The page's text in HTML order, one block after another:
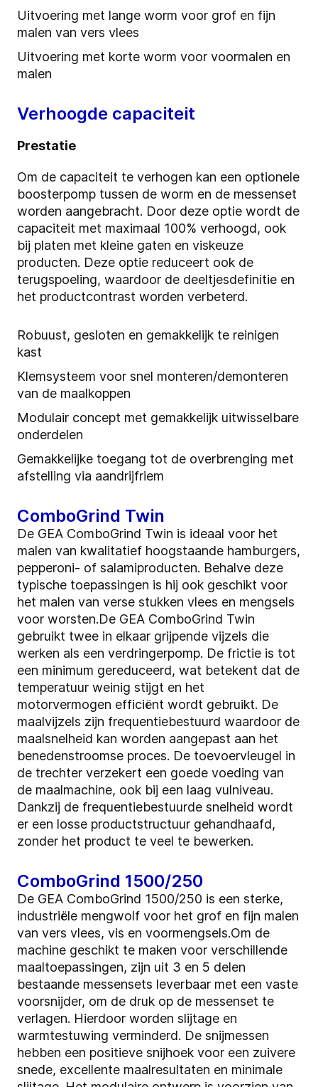
Uitvoering met lange worm voor grof en fijn
malen van vers vlees
Uitvoering met korte worm voor voormalen en
malen
Verhoogde capaciteit
Prestatie
Om de capaciteit te verhogen kan een optionele
boosterpomp tussen de worm en de messenset
worden aangebracht. Door deze optie wordt de
capaciteit met maximaal 100% verhoogd, ook
bij platen met kleine gaten en viskeuze
producten. Deze optie reduceert ook de
terugspoeling, waardoor de deeltjesdefinitie en
het productcontrast worden verbeterd.
Robuust, gesloten en gemakkelijk te reinigen
kast
Klemsysteem voor snel monteren/demonteren
van de maalkoppen
Modulair concept met gemakkelijk uitwisselbare
onderdelen
Gemakkelijke toegang tot de overbrenging met
afstelling via aandrijfriem
ComboGrind Twin
De GEA ComboGrind Twin is ideaal voor het
malen van kwalitatief hoogstaande hamburgers,
pepperoni- of salamiproducten. Behalve deze
typische toepassingen is hij ook geschikt voor
het malen van verse stukken vlees en mengsels
voor worsten.De GEA ComboGrind Twin
gebruikt twee in elkaar grijpende vijzels die
werken als een verdringerpomp. De frictie is tot
een minimum gereduceerd, wat betekent dat de
temperatuur weinig stijgt en het
motorvermogen efficiënt wordt gebruikt. De
maalvijzels zijn frequentiebestuurd waardoor de
maalsnelheid kan worden aangepast aan het
benedenstroomse proces. De toevoervleugel in
de trechter verzekert een goede voeding van
de maalmachine, ook bij een laag vulniveau.
Dankzij de frequentiebestuurde snelheid wordt
er een losse productstructuur gehandhaafd,
zonder het product te veel te bewerken.
ComboGrind 1500/250
De GEA ComboGrind 1500/250 is een sterke,
industriële mengwolf voor het grof en fijn malen
van vers vlees, vis en voormengsels.Om de
machine geschikt te maken voor verschillende
maaltoepassingen, zijn uit 3 en 5 delen
bestaande messensets leverbaar met een vaste
voorsnijder, om de druk op de messenset te
verlagen. Hierdoor worden slijtage en
warmtestuwing verminderd. De snijmessen
hebben een positieve snijhoek voor een zuivere
snede, excellente maalresultaten en minimale